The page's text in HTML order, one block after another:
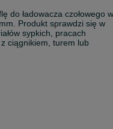
do ładowacza czołowego w
Produkt sprawdzi się w
sypkich, pracach
ciągnikiem, turem lub
m³
m³